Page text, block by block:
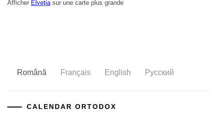
Afficher Elveţiasur une carte plus grande
Română Français English Русский
CALENDAR ORTODOX